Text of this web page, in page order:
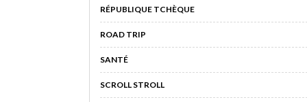
RÉPUBLIQUE TCHÈQUE
ROAD TRIP
SANTÉ
SCROLL STROLL